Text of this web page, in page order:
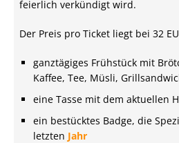
feierlich verkündigt wird.
Der Preis pro Ticket liegt bei 32
ganztägiges Frühstück mit
Kaffee, Tee, Müsli,
eine Tasse mit dem aktuellen
ein bestücktes Badge, die
letzten Jahr